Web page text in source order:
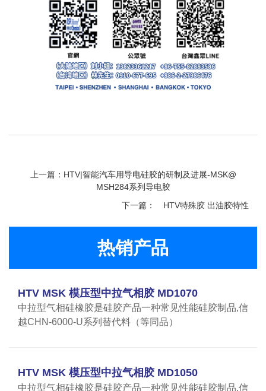
上一篇：HTV|智能汽车用导电硅胶的研制及进展-MSK@
MSH284系列导电胶
下一篇：
HTV特殊胶 出油胶特性
热销产品
HTV MSK 模压型中拉气相胶 MD1070
中拉型气相硅橡胶是硅胶产品一种常见性能硅胶制品,信
越CHN-6000-U系列替代料（等同品）
HTV MSK 模压型中拉气相胶 MD1050
中拉型气相硅橡胶是硅胶产品一种常见性能硅胶制品,信